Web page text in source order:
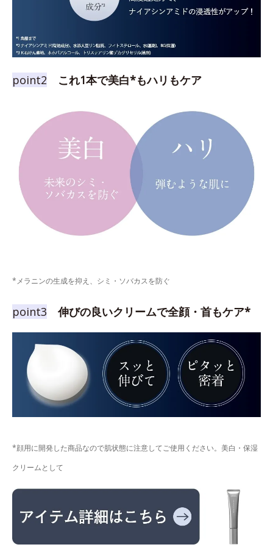
point2 これ1本で美白*もハリもケア
*メラニンの生成を抑え、シミ・ソバカスを防ぐ
point3 伸びの良いクリームで全顔・首もケア*
*顔用に開発した商品なので肌状態に注意してご使用ください。美白・保湿
クリームとして